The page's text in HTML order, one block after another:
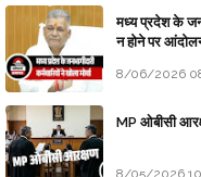
मध्य प्रदेश के
न होने पर
8/06/2026
MP ओबीसी